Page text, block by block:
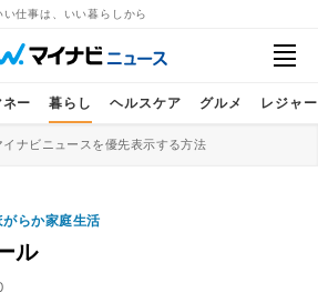
い仕事は、いい暮らしから
ネー 暮らし ヘルスケア グルメ レジャー
ナビニュースを優先表示する方法
らか家庭生活
ル